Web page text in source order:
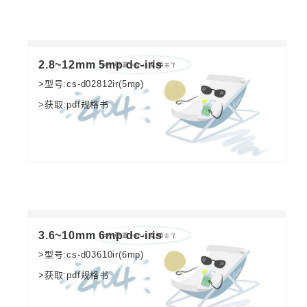
2.8~12mm 5mp dc-iris
>型号:cs-d02812ir(5mp)
>获取:pdf规格书
3.6~10mm 6mp dc-iris
>型号:cs-d03610ir(6mp)
>获取:pdf规格书